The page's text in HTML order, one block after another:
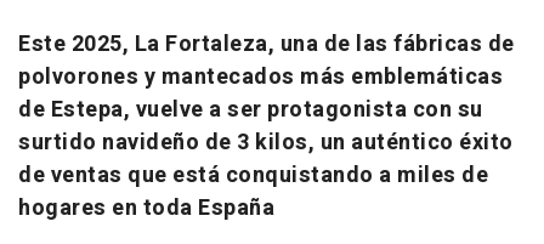
Este 2025, La Fortaleza, una de las fábricas de
polvorones y mantecados más emblemáticas
de Estepa, vuelve a ser protagonista con su
surtido navideño de 3 kilos, un auténtico éxito
de ventas que está conquistando a miles de
hogares en toda España